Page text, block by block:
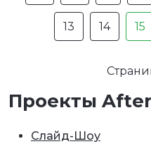
13 14 15
Проекты
Слайд-Шоу